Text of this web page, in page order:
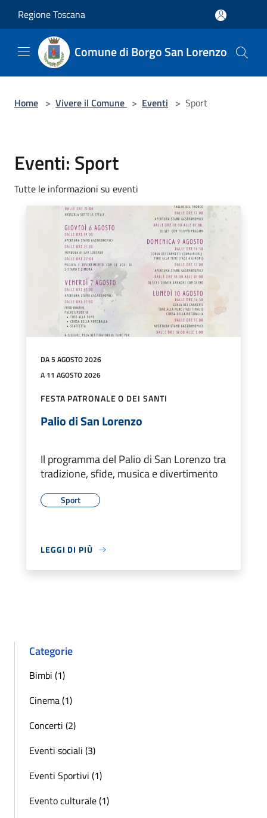
Regione Toscana
Comune di Borgo San Lorenzo
Home > Vivere il Comune > Eventi > Sport
Eventi: Sport
Tutte le informazioni su eventi
DA 5 AGOSTO 2026
A 11 AGOSTO 2026
FESTA PATRONALE O DEI SANTI
Palio di San Lorenzo
Il programma del Palio di San Lorenzo tra
tradizione, sfide, musica e divertimento
Sport
LEGGI DI PIÙ
Categorie
Bimbi (1)
Cinema (1)
Concerti (2)
Eventi sociali (3)
Eventi Sportivi (1)
Evento culturale (1)